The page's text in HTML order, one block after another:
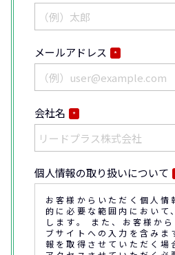
メールアドレス *
会社名 *
個人情報の取り扱いについて
お客様からいただく個人情
的に必要な範囲内において
します。 また、お客様か
ブサイトへの入力を含みま
報を取得させていただく場